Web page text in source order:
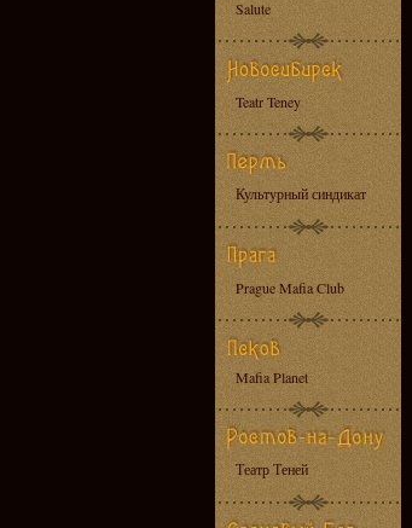
Salute
Teatr Teney
Культурный синдикат
Prague Mafia Club
Mafia Planet
Театр Теней